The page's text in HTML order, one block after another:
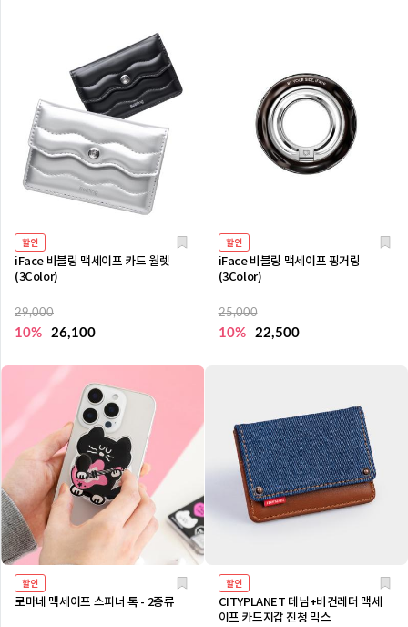
할인
iFace 비블링 맥세이프 카드 월렛
(3Color)
29,000
10% 26,100
할인
iFace 비블링 맥세이프 핑거링
(3Color)
25,000
10% 22,500
할인
로마네 맥세이프 스피너 톡 - 2종류
할인
CITYPLANET 데님+비건레더 맥세
이프 카드지갑 진청 믹스